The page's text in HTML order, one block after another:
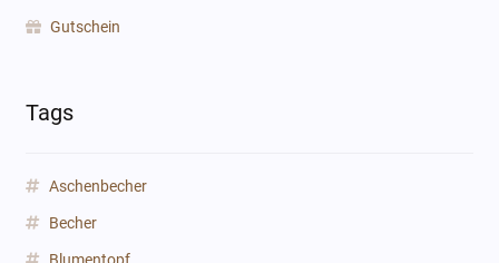
Gutschein
Tags
Aschenbecher
Becher